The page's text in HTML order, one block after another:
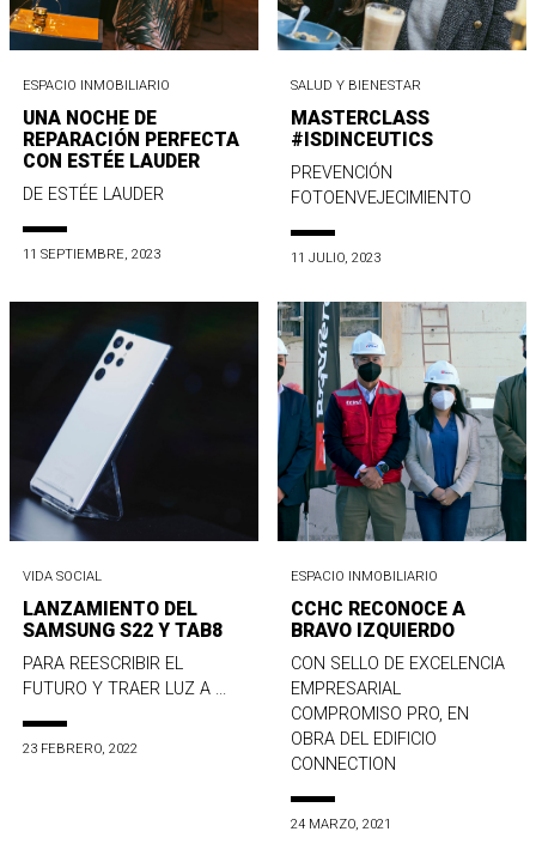
ESPACIO INMOBILIARIO
UNA NOCHE DE
REPARACIÓN PERFECTA
CON ESTÉE LAUDER
DE ESTÉE LAUDER
11 SEPTIEMBRE, 2023
SALUD Y BIENESTAR
MASTERCLASS
#ISDINCEUTICS
PREVENCIÓN
FOTOENVEJECIMIENTO
11 JULIO, 2023
VIDA SOCIAL
LANZAMIENTO DEL
SAMSUNG S22 Y TAB8
PARA REESCRIBIR EL
FUTURO Y TRAER LUZ A ...
23 FEBRERO, 2022
ESPACIO INMOBILIARIO
CCHC RECONOCE A
BRAVO IZQUIERDO
CON SELLO DE EXCELENCIA
EMPRESARIAL
COMPROMISO PRO, EN
OBRA DEL EDIFICIO
CONNECTION
24 MARZO, 2021